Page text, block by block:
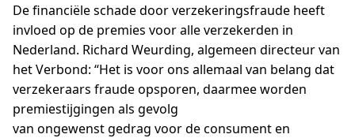
De financiële schade door verzekeringsfraude heeft
invloed op de premies voor alle verzekerden in
Nederland. Richard Weurding, algemeen directeur van
het Verbond: “Het is voor ons allemaal van belang dat
verzekeraars fraude opsporen, daarmee worden
premiestijgingen als gevolg
van ongewenst gedrag voor de consument en